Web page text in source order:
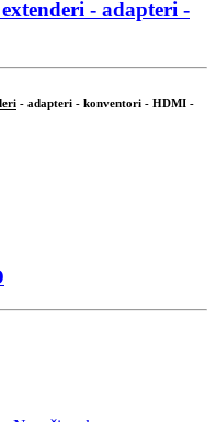
- adapteri -
- adapteri - konventori - HDMI -